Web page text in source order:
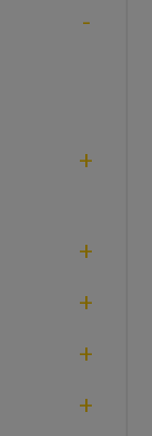
-
+
+
+
+
+